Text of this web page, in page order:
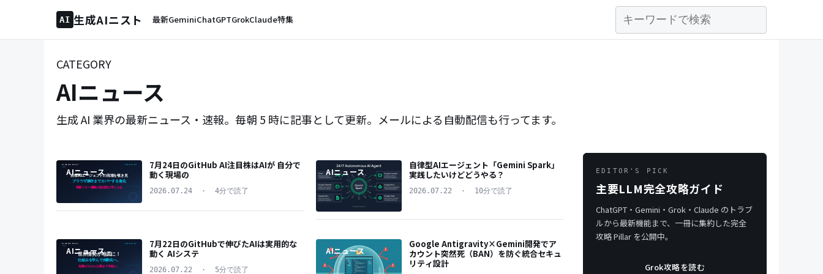
AI 生成AIニスト 最新GeminiChatGPTGrokClaude特集
CATEGORY
AIニュース
生成 AI 業界の最新ニュース・速報。毎朝 5 時に記事として更新。メールによる自動配信も行ってます。
AIニュース
7月24日のGitHub AI注目株はAIが 自分で
動く現場の
2026.07.24 · 4分で読了
AIニュース
自律型AIエージェント「Gemini Spark」
実践したいけどどうやる？
2026.07.22 · 10分で読了
AIニュース
7月22日のGitHubで伸びたAIは実用的な
動く AIシステ
2026.07.22 · 5分で読了
AIニュース
Google Antigravity×Gemini開発でア
カウント突然死（BAN）を防ぐ統合セキュ
リティ設計
EDITOR'S PICK
主要LLM完全攻略ガイド
ChatGPT・Gemini・Grok・Claude のトラブ
ルから最新機能まで、一冊に集約した完全
攻略 Pillar を公開中。
Grok攻略を読む